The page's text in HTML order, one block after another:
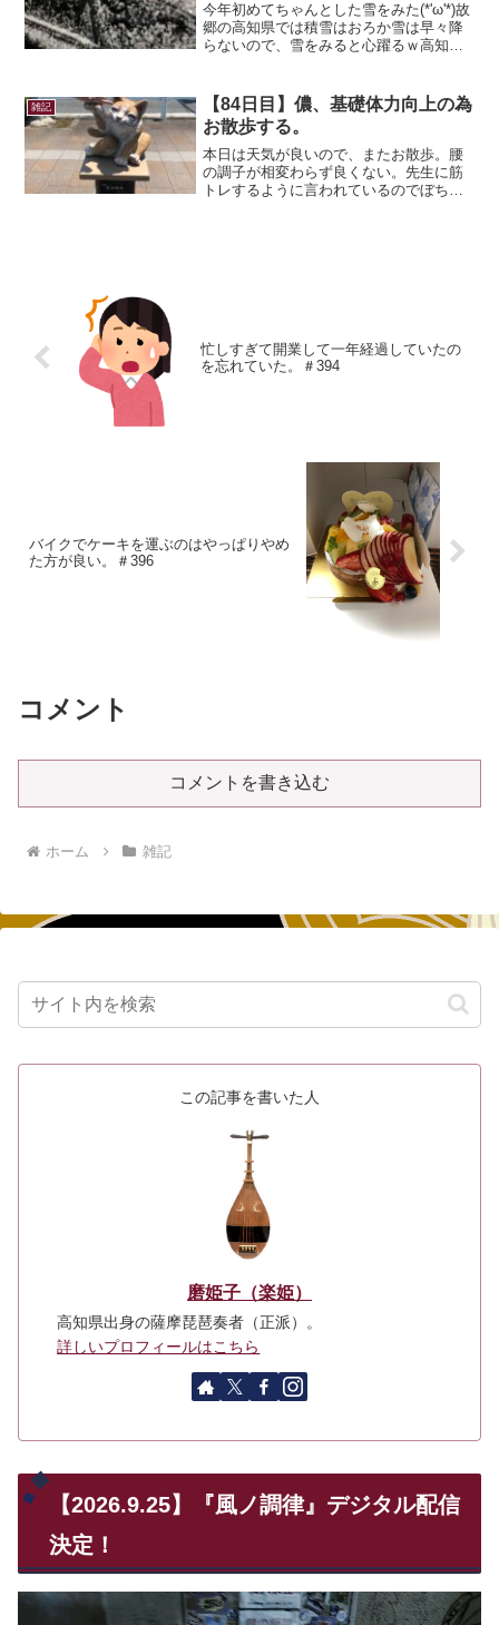
今年初めてちゃんとした雪をみた(*'ω'*)故
郷の高知県では積雪はおろか雪は早々降
らないので、雪をみると心躍るｗ高知県
ｍ積もったくらいなんだけど、積もるこ
とは滅多に...
雑記
【84日目】儂、基礎体力向上の為
お散歩する。
本日は天気が良いので、またお散歩。腰
の調子が相変わらず良くない。先生に筋
トレするように言われているのでぼちぼ
忙しすぎて開業して一年経過していたの
を忘れていた。＃394
バイクでケーキを運ぶのはやっぱりやめ
た方が良い。＃396
コメント
コメントを書き込む
ホーム 雑記
この記事を書いた人
磨姫子（楽姫）
高知県出身の薩摩琵琶奏者（正派）。
詳しいプロフィールはこちら
【2026.9.25】『風ノ調律』デジタル配信
決定！